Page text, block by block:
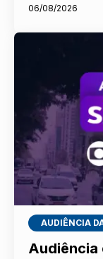
06/08/2026
AUDIÊNCIA
Audiência